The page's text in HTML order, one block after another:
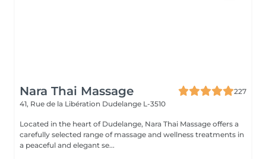
Nara Thai Massage
227
41, Rue de la Libération Dudelange L-3510
Located in the heart of Dudelange, Nara Thai Massage offers a
carefully selected range of massage and wellness treatments in
a peaceful and elegant se...